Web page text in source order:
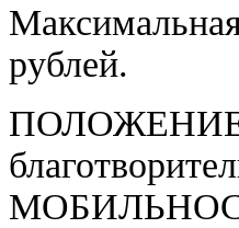
рублей.
ПОЛОЖЕНИЕ